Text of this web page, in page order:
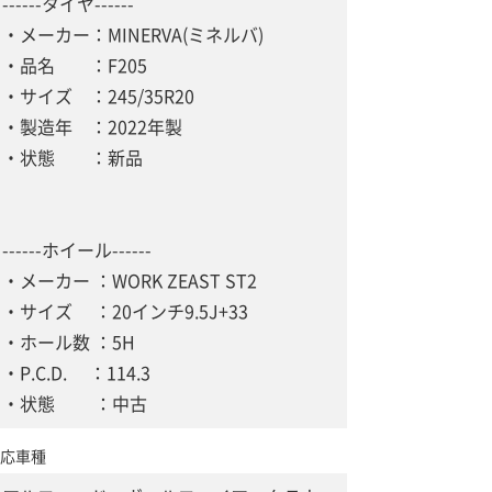
------タイヤ------
・メーカー：MINERVA(ミネルバ)
・品名 ：F205
・サイズ ：245/35R20
・製造年 ：2022年製
・状態 ：新品
------ホイール------
・メーカー ：WORK ZEAST ST2
・サイズ ：20インチ9.5J+33
・ホール数 ：5H
・P.C.D. ：114.3
・状態 ：中古
車種